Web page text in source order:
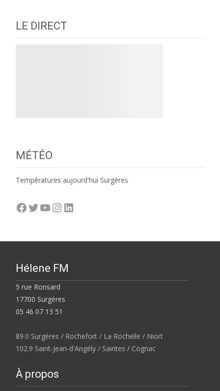
LE DIRECT
MÉTÉO
Températures aujourd'hui Surgères
Facebook
Twitter
YouTube
Instagram
LinkedIn
Hélene FM
5 rue Ronsard
17700 Surgères
05 46 07 13 51
89.0 Surgères / Rochefort / La Rochelle / Niort
102.9 Saint-Jean-d'Angély / Saintes / Cognac
À propos